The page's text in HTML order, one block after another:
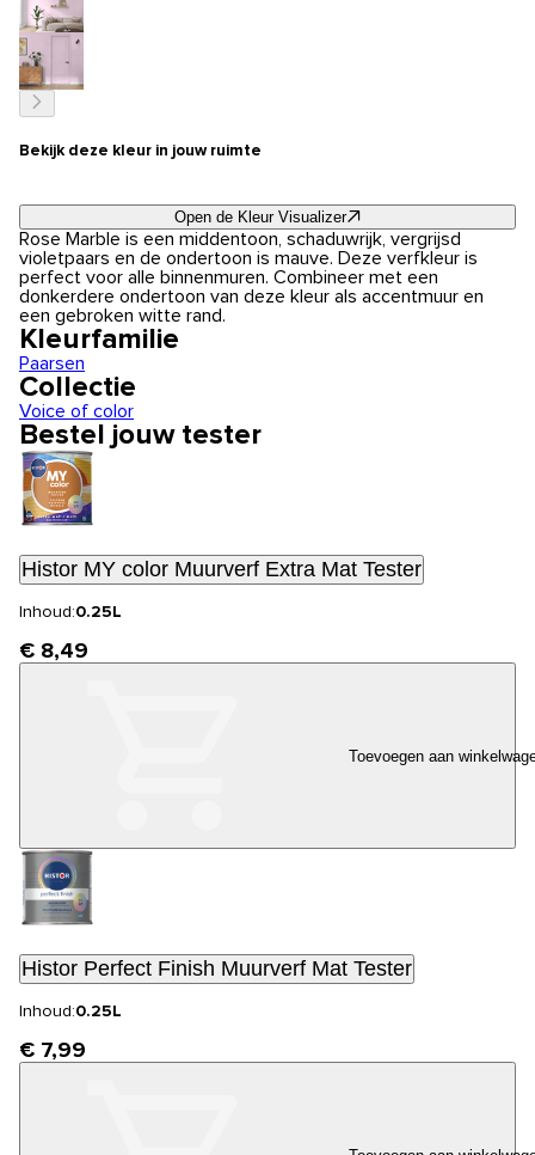
Bekijk deze kleur in jouw ruimte
Open de Kleur Visualizer
Rose Marble is een middentoon, schaduwrijk, vergrijsd
violetpaars en de ondertoon is mauve. Deze verfkleur is
perfect voor alle binnenmuren. Combineer met een
donkerdere ondertoon van deze kleur als accentmuur en
een gebroken witte rand.
Kleurfamilie
Paarsen
Collectie
Voice of color
Bestel jouw tester
Histor MY color Muurverf Extra Mat Tester
Inhoud:0.25L
€ 8,49
Toevoegen aan
Histor Perfect Finish Muurverf Mat Tester
Inhoud:0.25L
€ 7,99